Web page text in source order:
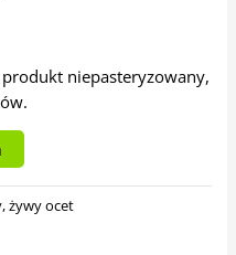
niepasteryzowany,
,żywy ocet